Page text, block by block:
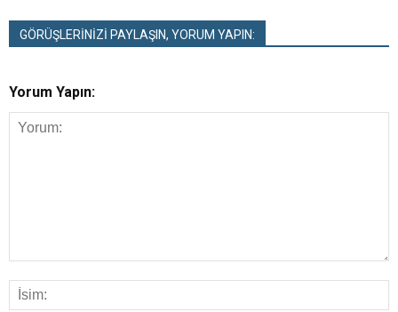
GÖRÜŞLERİNİZİ PAYLAŞIN, YORUM YAPIN:
Yorum Yapın: